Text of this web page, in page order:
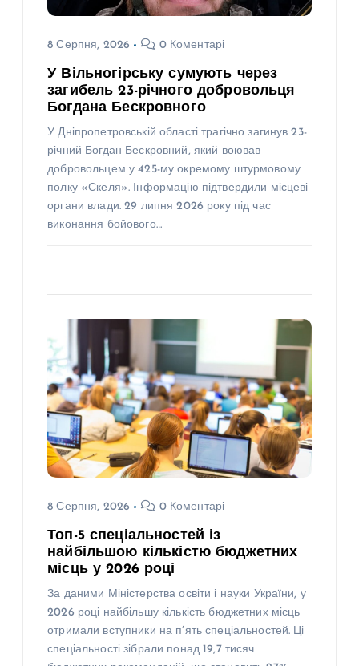
8 Серпня, 2026 0 Коментарі
У Вільногірську сумують через
загибель 23-річного добровольця
Богдана Бескровного
У Дніпропетровській області трагічно загинув 23-
річний Богдан Бескровний, який воював
добровольцем у 425-му окремому штурмовому
полку «Скеля». Інформацію підтвердили місцеві
органи влади. 29 липня 2026 року під час
виконання бойового…
8 Серпня, 2026 0 Коментарі
Топ-5 спеціальностей із
найбільшою кількістю бюджетних
місць у 2026 році
За даними Міністерства освіти і науки України, у
2026 році найбільшу кількість бюджетних місць
отримали вступники на п’ять спеціальностей. Ці
спеціальності зібрали понад 19,7 тисяч